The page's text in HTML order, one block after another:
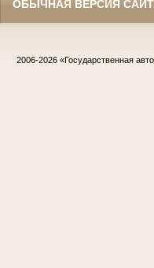
ОБЫЧНАЯ ВЕРСИЯ
2006-2026 «Государственная